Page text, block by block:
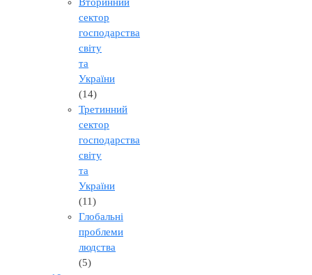
сектор
господарства
світу
та
України
(14)
Третинний
сектор
господарства
світу
та
України
(11)
Глобальні
проблеми
людства
(5)